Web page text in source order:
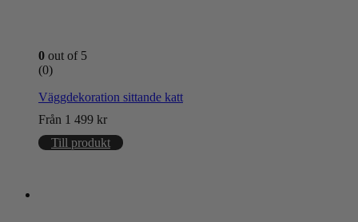
0 out of 5
(0)
Väggdekoration sittande katt
Från 1 499 kr
Till produkt